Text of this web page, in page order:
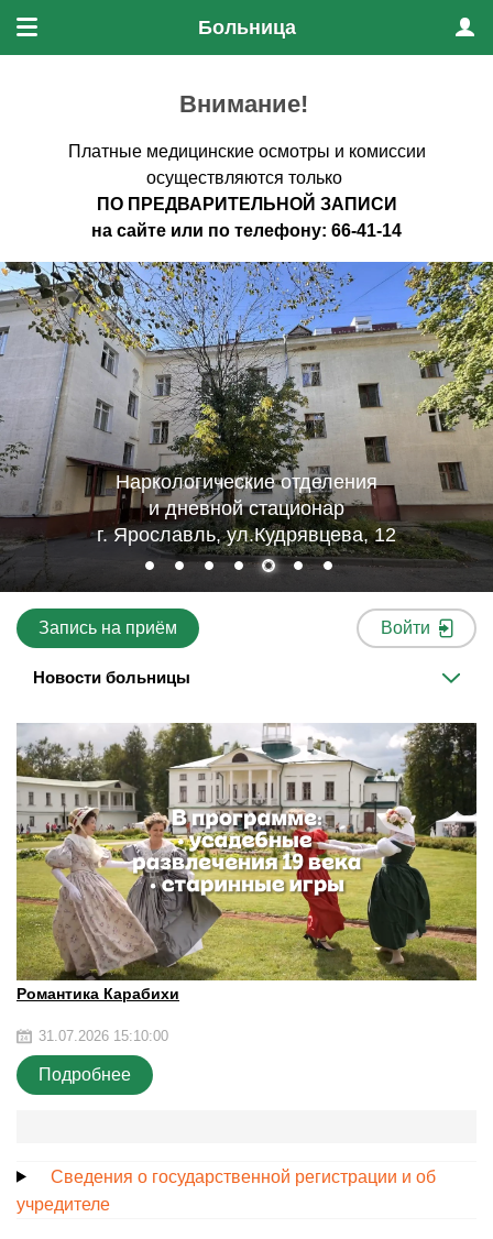
Меню
Больница
Внимание!
Платные медицинские осмотры и комиссии
осуществляются только
ПО ПРЕДВАРИТЕЛЬНОЙ ЗАПИСИ
на сайте или по телефону: 66-41-14
Наркологические отделения
и дневной стационар
г. Ярославль, ул.Кудрявцева, 12
Запись на приём Войти
Новости больницы
Романтика Карабихи
31.07.2026 15:10:00
Подробнее
Сведения о государственной регистрации и об
учредителе